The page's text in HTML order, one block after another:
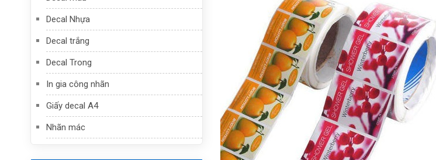
Decal Nhựa
Decal trắng
Decal Trong
In gia công nhãn
Giấy decal A4
Nhãn mác